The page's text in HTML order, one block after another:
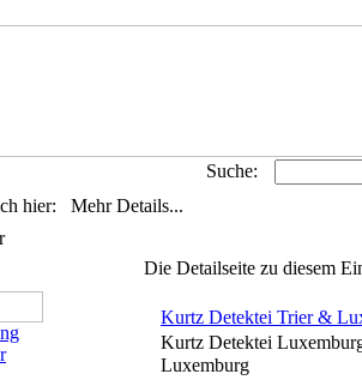
Suche:
hier: Mehr Details...
Die Detailseite zu diesem
Kurtz Detektei Trier &
Kurtz Detektei
Luxemburg